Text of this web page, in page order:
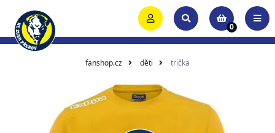
0
fanshop.cz děti trička